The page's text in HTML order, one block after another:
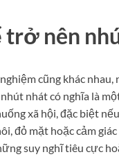
trở nên
cũng khác
nhát có nghĩa là
xã hội, đặc biệt
đỏ mặt hoặc cảm
suy nghĩ tiêu cực